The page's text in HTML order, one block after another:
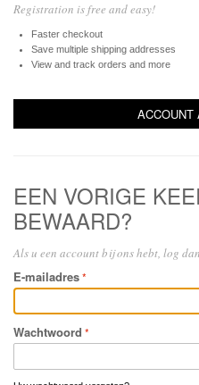
Registration is free and easy!
Faster checkout
Save multiple shipping addresses
View and track orders and more
ACCOUNT
EEN VORIGE
BEWAARD?
Als u een account bij ons hebt, log
E-mailadres
Wachtwoord